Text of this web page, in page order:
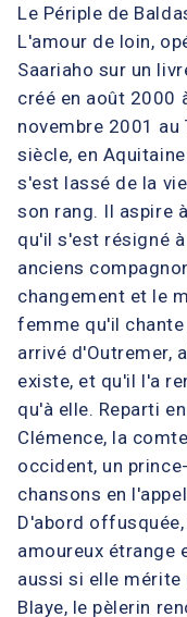
Le Périple de
L'amour de loin,
Saariaho sur un
créé en août 2000
novembre 2001 au
siècle, en
s'est lassé de la
son rang. Il aspire
qu'il s'est résigné
anciens
changement et le
femme qu'il chante
arrivé d'Outremer,
existe, et qu'il l'a
qu'à elle. Reparti
Clémence, la
occident, un
chansons en
D'abord
amoureux étrange
aussi si elle mérite
Blaye, le pèlerin